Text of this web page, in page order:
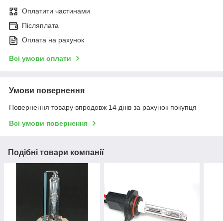
Оплатити частинами
Післяплата
Оплата на рахунок
Всі умови оплати
Умови повернення
Повернення товару впродовж 14 днів за рахунок покупця
Всі умови повернення
Подібні товари компанії